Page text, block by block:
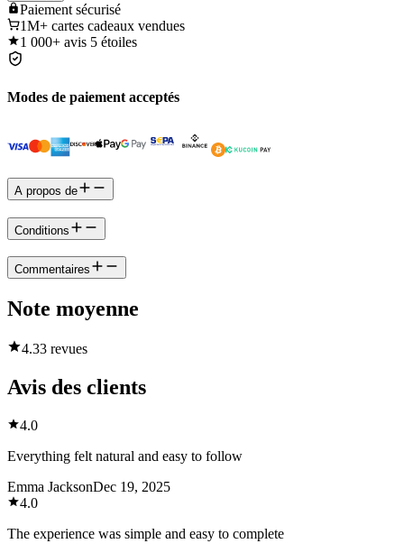
Paiement sécurisé
1M+ cartes cadeaux vendues
1 000+ avis 5 étoiles
Modes de paiement acceptés
A propos de
Conditions
Commentaires
Note moyenne
4.33 revues
Avis des clients
4.0
Everything felt natural and easy to follow
Emma JacksonDec 19, 2025
4.0
The experience was simple and easy to complete